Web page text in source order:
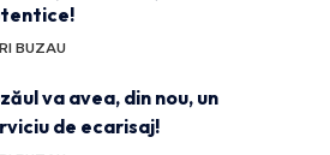
BUZAU
va avea, din nou, un
de ecarisaj!